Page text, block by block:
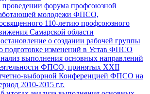
форума профсоюзной
молодежи ФПСО,
110-летию профсоюзного
Самарской области
о создании рабочей группы
подготовке изменений в Устав ФПСО
выполнения основных направлений
ФПСО, принятых XXII
выборной Конференцией ФПСО на
2010-2015 г.г.